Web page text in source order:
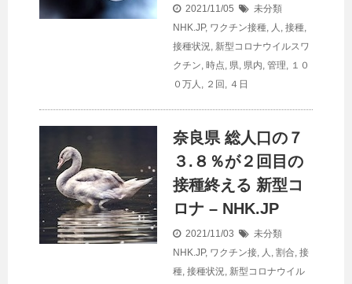
2021/11/05
未分類
NHK.JP, ワクチン接種, 人 , 接種,
接種状況, 新型コロナウイルスワ
クチン, 時点, 県, 県内, 管理, １０
０万人 , ２回 , ４日
奈良県 総人口 の７
３.８％が２回目の
接種終える 新型コ
ロナ – NHK.JP
2021/11/03
未分類
NHK.JP, ワクチン接, 人 , 割合, 接
種, 接種状況, 新型コロナウイル